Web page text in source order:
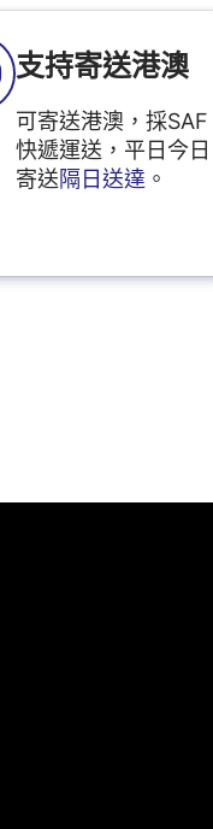
支持寄送港澳
可寄送港澳，採SAF
快遞運送，平日今日
寄送隔日送達 。